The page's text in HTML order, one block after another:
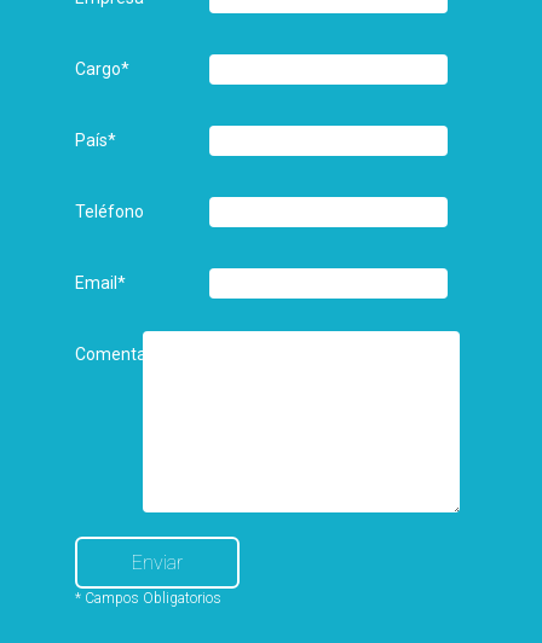
Cargo*
País*
Teléfono
Email*
Comentarios
* Campos Obligatorios